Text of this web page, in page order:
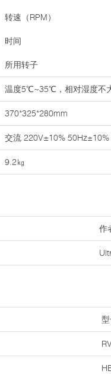
转速（RPM）
时间
所用转子
温度5℃~35℃，相对湿度不
370*325*280mm
交流 220V±10% 50Hz±10%
9.2㎏
作